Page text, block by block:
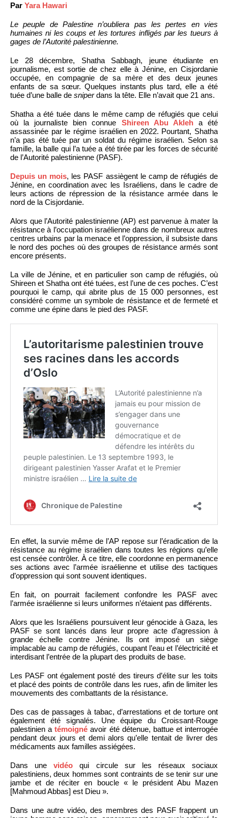
Par Yara Hawari
Le peuple de Palestine n’oubliera pas les pertes en vies
humaines ni les coups et les tortures infligés par les tueurs à
gages de l’Autorité palestinienne.
Le 28 décembre, Shatha Sabbagh, jeune étudiante en
journalisme, est sortie de chez elle à Jénine, en Cisjordanie
occupée, en compagnie de sa mère et des deux jeunes
enfants de sa sœur. Quelques instants plus tard, elle a été
tuée d’une balle de sniperdans la tête. Elle n’avait que 21 ans.
Shatha a été tuée dans le même camp de réfugiés que celui
où la journaliste bien connue Shireen Abu Akleha été
assassinée par le régime israélien en 2022. Pourtant, Shatha
n’a pas été tuée par un soldat du régime israélien. Selon sa
famille, la balle qui l’a tuée a été tirée par les forces de sécurité
de l’Autorité palestinienne (PASF).
Depuis un mois, les PASF assiègent le camp de réfugiés de
Jénine, en coordination avec les Israéliens, dans le cadre de
leurs actions de répression de la résistance armée dans le
nord de la Cisjordanie.
Alors que l’Autorité palestinienne (AP) est parvenue à mater la
résistance à l’occupation israélienne dans de nombreux autres
centres urbains par la menace et l’oppression, il subsiste dans
le nord des poches où des groupes de résistance armés sont
encore présents.
La ville de Jénine, et en particulier son camp de réfugiés, où
Shireen et Shatha ont été tuées, est l’une de ces poches. C’est
pourquoi le camp, qui abrite plus de 15 000 personnes, est
considéré comme un symbole de résistance et de fermeté et
comme une épine dans le pied des PASF.
En effet, la survie même de l’AP repose sur l’éradication de la
résistance au régime israélien dans toutes les régions qu’elle
est censée contrôler. À ce titre, elle coordonne en permanence
ses actions avec l’armée israélienne et utilise des tactiques
d’oppression qui sont souvent identiques.
En fait, on pourrait facilement confondre les PASF avec
l’armée israélienne si leurs uniformes n’étaient pas différents.
Alors que les Israéliens poursuivent leur génocide à Gaza, les
PASF se sont lancés dans leur propre acte d’agression à
grande échelle contre Jénine. Ils ont imposé un siège
implacable au camp de réfugiés, coupant l’eau et l’électricité et
interdisant l’entrée de la plupart des produits de base.
Les PASF ont également posté des tireurs d’élite sur les toits
et placé des points de contrôle dans les rues, afin de limiter les
mouvements des combattants de la résistance.
Des cas de passages à tabac, d’arrestations et de torture ont
également été signalés. Une équipe du Croissant-Rouge
palestinien atémoigné avoir été détenue, battue et interrogée
pendant deux jours et demi alors qu’elle tentait de livrer des
médicaments aux familles assiégées.
Dans unevidéo qui circule sur les réseaux sociaux
palestiniens, deux hommes sont contraints de se tenir sur une
jambe et de réciter en boucle « le président Abu Mazen
[Mahmoud Abbas] est Dieu ».
Dans une autre vidéo, des membres des PASF frappent un